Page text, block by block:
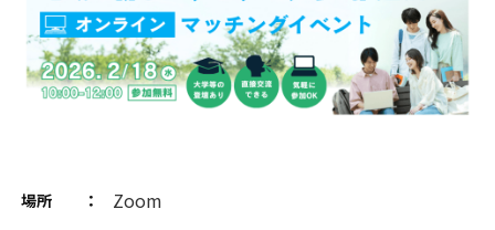
場所 ： Zoom